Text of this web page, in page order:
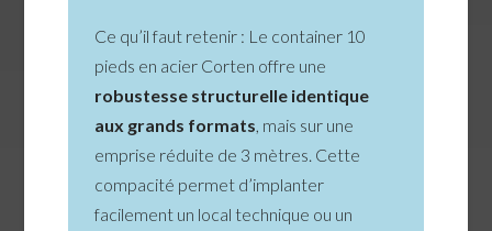
Ce qu’il faut retenir : Le container 10
pieds en acier Corten offre une
robustesse structurelle identique
aux grands formats , mais sur une
emprise réduite de 3 mètres. Cette
compacité permet d’implanter
facilement un local technique ou un